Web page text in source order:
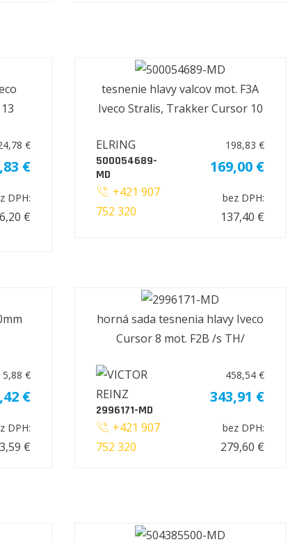
€
€
DPH:
€
tesnenie hlavy valcov mot. F3A
Iveco Stralis, Trakker Cursor 10
ELRING
500054689-
MD
+421 907
752 320
198,83 €
169,00 €
bez DPH:
137,40 €
5,88 €
€
DPH:
3,59 €
horná sada tesnenia hlavy Iveco
Cursor 8 mot. F2B /s TH/
2996171-MD
+421 907
752 320
458,54 €
343,91 €
bez DPH:
279,60 €